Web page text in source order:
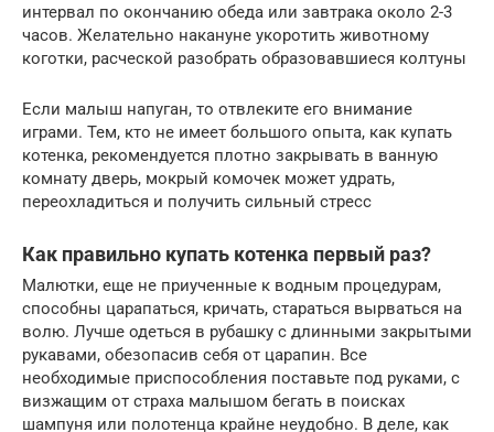
интервал по окончанию обеда или завтрака около 2-3
часов. Желательно накануне укоротить животному
коготки, расческой разобрать образовавшиеся колтуны
Если малыш напуган, то отвлеките его внимание
играми. Тем, кто не имеет большого опыта, как купать
котенка, рекомендуется плотно закрывать в ванную
комнату дверь, мокрый комочек может удрать,
переохладиться и получить сильный стресс
Как правильно купать котенка первый раз?
Малютки, еще не приученные к водным процедурам,
способны царапаться, кричать, стараться вырваться на
волю. Лучше одеться в рубашку с длинными закрытыми
рукавами, обезопасив себя от царапин. Все
необходимые приспособления поставьте под руками, с
визжащим от страха малышом бегать в поисках
шампуня или полотенца крайне неудобно. В деле, как